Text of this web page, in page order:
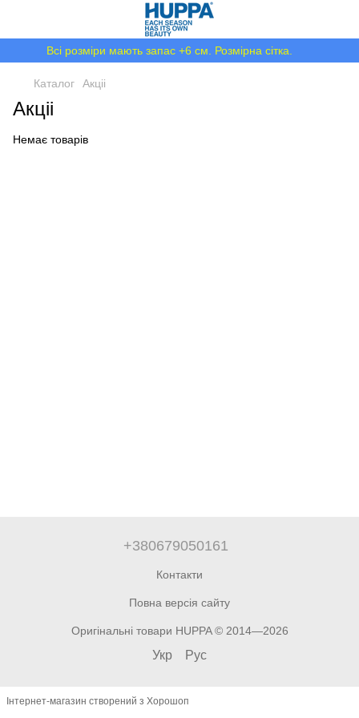
Всі розміри мають запас +6 см. Розмірна сітка.
Каталог Акціі
Акціі
Немає товарів
+380679050161
Контакти
Повна версія сайту
Оригінальні товари HUPPA © 2014—2026
Укр Рус
Інтернет-магазин створений з Хорошоп